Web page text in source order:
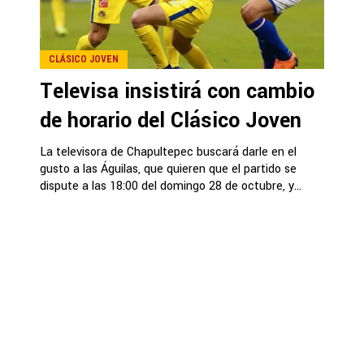
CLÁSICO JOVEN
Televisa insistirá con cambio
de horario del Clásico Joven
La televisora de Chapultepec buscará darle en el
gusto a las Águilas, que quieren que el partido se
dispute a las 18:00 del domingo 28 de octubre, y...